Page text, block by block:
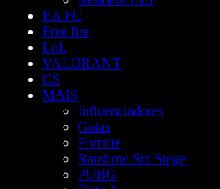
EA FC
Free fire
LoL
VALORANT
CS
MAIS
Influenciadores
Guias
Fortnite
Rainbow Six Siege
PUBG